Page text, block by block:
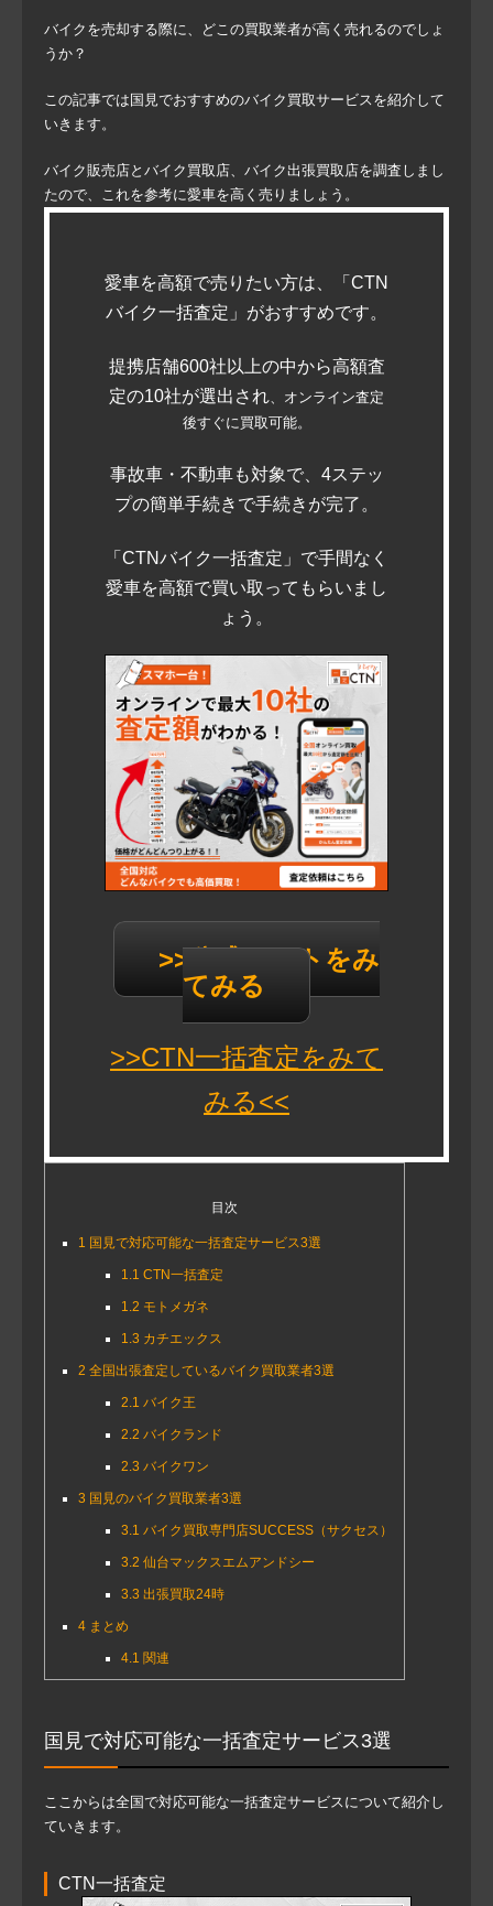
バイクを売却する際に、どこの買取業者が高く売れるのでしょ
うか？
この記事では国見でおすすめのバイク買取サービスを紹介して
いきます。
バイク販売店とバイク買取店、バイク出張買取店を調査しまし
たので、これを参考に愛車を高く売りましょう。
愛車を高額で売りたい方は、「CTN
バイク一括査定」がおすすめです。
提携店舗600社以上の中から高額査
定の10社が選出され、オンライン査定
後すぐに買取可能。
事故車・不動車も対象で、4ステッ
プの簡単手続きで手続きが完了。
「CTNバイク一括査定」で手間なく
愛車を高額で買い取ってもらいまし
ょう。
>>公式サイトをみ
てみる
>>CTN一括査定をみて
みる<<
目次
1 国見で対応可能な一括査定サービス3選
1.1 CTN一括査定
1.2 モトメガネ
1.3 カチエックス
2 全国出張査定しているバイク買取業者3選
2.1 バイク王
2.2 バイクランド
2.3 バイクワン
3 国見のバイク買取業者3選
3.1 バイク買取専門店SUCCESS（サクセス）
3.2 仙台マックスエムアンドシー
3.3 出張買取24時
4 まとめ
4.1 関連
国見で対応可能な一括査定サービス3選
ここからは全国で対応可能な一括査定サービスについて紹介し
ていきます。
CTN一括査定